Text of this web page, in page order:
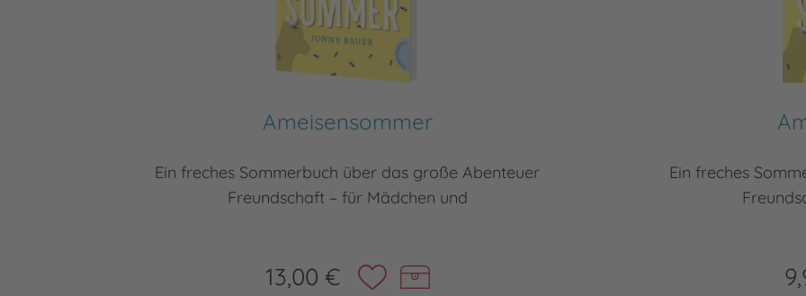
Ameisensommer
Ein freches Sommerbuch über das große Abenteuer
Freundschaft – für Mädchen und
13,00 €
Ein freches